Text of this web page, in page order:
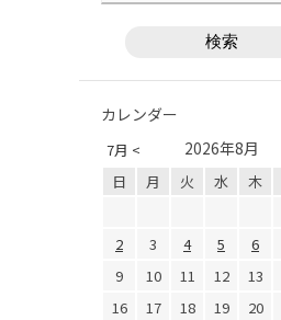
カレンダー
7月 < 2026年8月
日 月 火 水 木
2
3 4 5 6
9
10 11 12 13
16
17 18 19 20